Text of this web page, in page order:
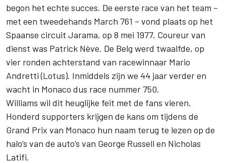
begon het echte succes. De eerste race van het team –
met een tweedehands March 761 – vond plaats op het
Spaanse circuit Jarama, op 8 mei 1977. Coureur van
dienst was Patrick Nève. De Belg werd twaalfde, op
vier ronden achterstand van racewinnaar Mario
Andretti (Lotus). Inmiddels zijn we 44 jaar verder en
wacht in Monaco dus race nummer 750.
Williams wil dit heuglijke feit met de fans vieren.
Honderd supporters krijgen de kans om tijdens de
Grand Prix van Monaco hun naam terug te lezen op de
halo’s van de auto’s van George Russell en Nicholas
Latifi.